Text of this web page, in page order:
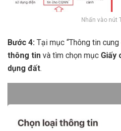
Nhấn vào nút
Bước 4: Tại mục “Thông tin
thông tin và tìm chọn mục Giấy
dụng đất.